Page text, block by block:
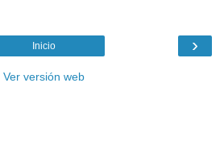
›
Inicio
Ver versión web